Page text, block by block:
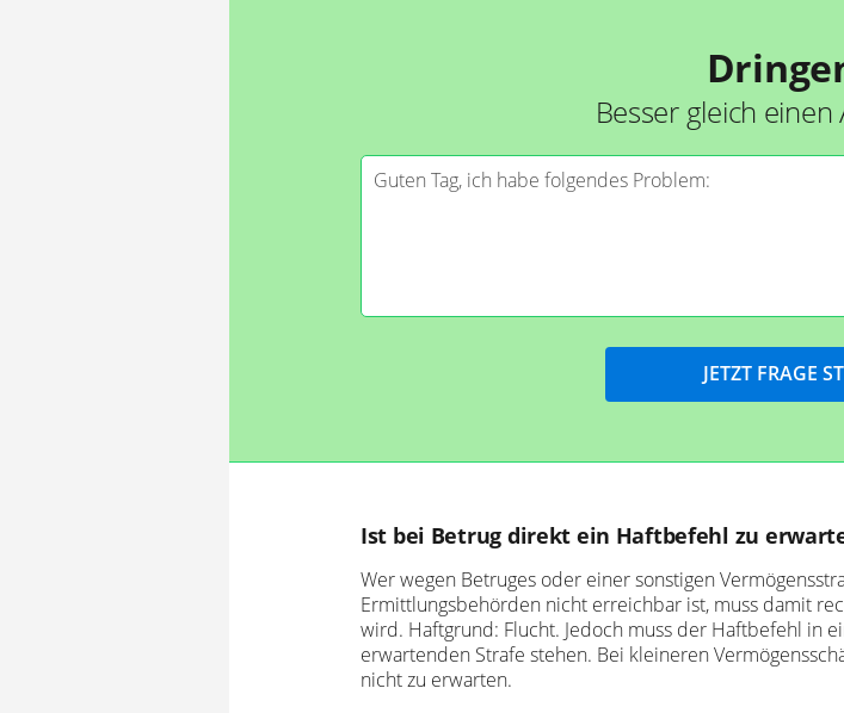
Besser gleich
Ist bei Betrug direkt ein Haftbefehl zu
Wer wegen Betruges oder einer sonstigen
Ermittlungsbehörden nicht erreichbar ist, muss damit
wird. Haftgrund: Flucht. Jedoch muss der Haftbefehl in
erwartenden Strafe stehen. Bei kleineren
nicht zu erwarten.